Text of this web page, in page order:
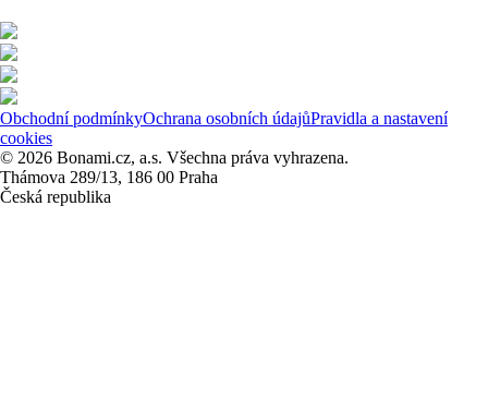
Obchodní podmínkyOchrana osobních údajůPravidla a nastavení
cookies
© 2026 Bonami.cz, a.s. Všechna práva vyhrazena.
Thámova 289/13, 186 00 Praha
Česká republika